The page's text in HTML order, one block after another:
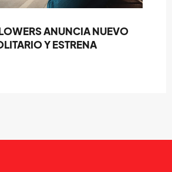
ANUNCIA NUEVO
Y ESTRENA